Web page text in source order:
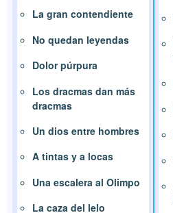
La gran contendiente
No quedan leyendas
Dolor púrpura
Los dracmas dan más
dracmas
Un dios entre hombres
A tintas y a locas
Una escalera al Olimpo
La caza del lelo